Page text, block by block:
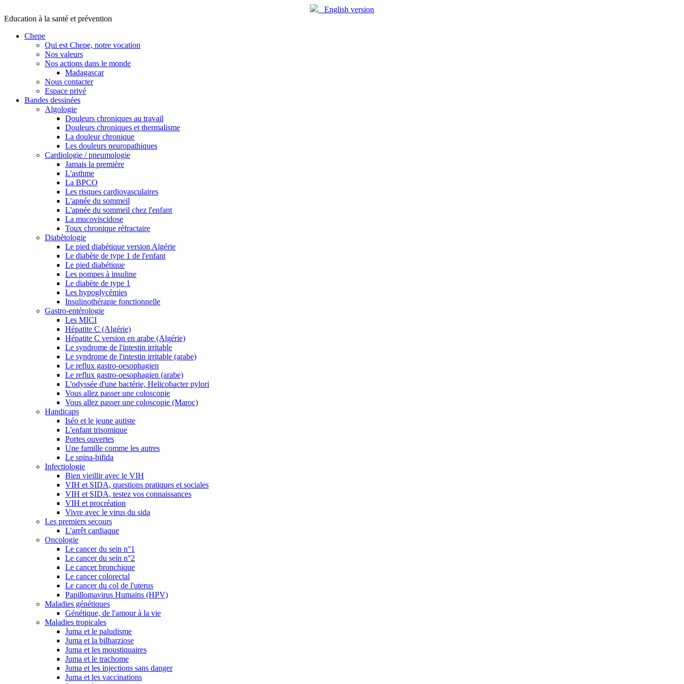
English version
Education à la santé et prévention
Chepe
Qui est Chepe, notre vocation
Nos valeurs
Nos actions dans le monde
Madagascar
Nous contacter
Espace privé
Bandes dessinées
Algologie
Douleurs chroniques au travail
Douleurs chroniques et thermalisme
La douleur chronique
Les douleurs neuropathiques
Cardiologie / pneumologie
Jamais la première
L'asthme
La BPCO
Les risques cardiovasculaires
L'apnée du sommeil
L'apnée du sommeil chez l'enfant
La mucoviscidose
Toux chronique réfractaire
Diabètologie
Le pied diabétique version Algérie
Le diabète de type 1 de l'enfant
Le pied diabétique
Les pompes à insuline
Le diabète de type 1
Les hypoglycémies
Insulinothérapie fonctionnelle
Gastro-entérologie
Les MICI
Hépatite C (Algérie)
Hépatite C version en arabe (Algérie)
Le syndrome de l'intestin irritable
Le syndrome de l'intestin irritable (arabe)
Le reflux gastro-oesophagien
Le reflux gastro-oesophagien (arabe)
L'odyssée d'une bactérie, Helicobacter pylori
Vous allez passer une coloscopie
Vous allez passer une coloscopie (Maroc)
Handicaps
Iséo et le jeune autiste
L'enfant trisomique
Portes ouvertes
Une famille comme les autres
Le spina-bifida
Infectiologie
Bien vieillir avec le VIH
VIH et SIDA, questions pratiques et sociales
VIH et SIDA, testez vos connaissances
VIH et procréation
Vivre avec le virus du sida
Les premiers secours
L'arrêt cardiaque
Oncologie
Le cancer du sein n°1
Le cancer du sein n°2
Le cancer bronchique
Le cancer colorectal
Le cancer du col de l'uterus
Papillomavirus Humains (HPV)
Maladies génétiques
Génétique, de l'amour à la vie
Maladies tropicales
Juma et le paludisme
Juma et la bilharziose
Juma et les moustiquaires
Juma et le trachome
Juma et les injections sans danger
Juma et les vaccinations